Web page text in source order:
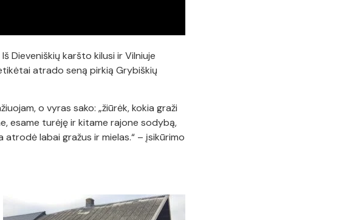
Dieveniškių karšto kilusi ir Vilniuje
atrado seną pirkią Grybiškių
o vyras sako: „žiūrėk, kokia graži
esame turėję ir kitame rajone sodybą,
labai gražus ir mielas.“ – įsikūrimo